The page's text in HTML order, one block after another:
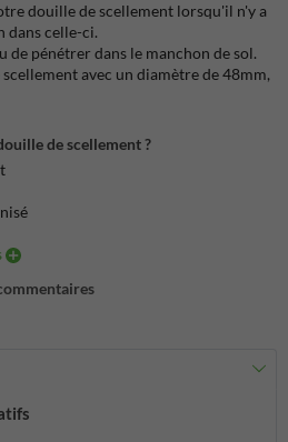
douille de scellement lorsqu'il n'y a
dans celle-ci.
de pénétrer dans le manchon de sol.
avec un diamètre de 48mm,
de scellement ?